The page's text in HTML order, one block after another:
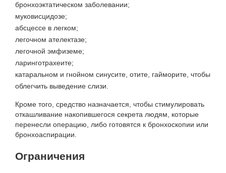
бронхоэктатическом заболевании;
муковисцидозе;
абсцессе в легком;
легочном ателектазе;
легочной эмфиземе;
ларинготрахеите;
катаральном и гнойном синусите, отите, гайморите, чтобы
облегчить выведение слизи.
Кроме того, средство назначается, чтобы стимулировать
откашливание накопившегося секрета людям, которые
перенесли операцию, либо готовятся к бронхоскопии или
бронхоаспирации.
Ограничения